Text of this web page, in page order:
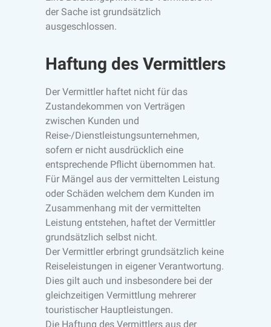
der Sache ist grundsätzlich
ausgeschlossen.
Haftung des Vermittlers
Der Vermittler haftet nicht für das
Zustandekommen von Verträgen
zwischen Kunden und
Reise-/Dienstleistungsunternehmen,
sofern er nicht ausdrücklich eine
entsprechende Pflicht übernommen hat.
Für Mängel aus der vermittelten Leistung
oder Schäden welchem dem Kunden im
Zusammenhang mit der vermittelten
Leistung entstehen, haftet der Vermittler
grundsätzlich selbst nicht.
Der Vermittler erbringt grundsätzlich keine
Reiseleistungen in eigener Verantwortung.
Dies gilt auch und insbesondere bei der
gleichzeitigen Vermittlung mehrerer
touristischer Hauptleistungen.
Die Haftung des Vermittlers aus der